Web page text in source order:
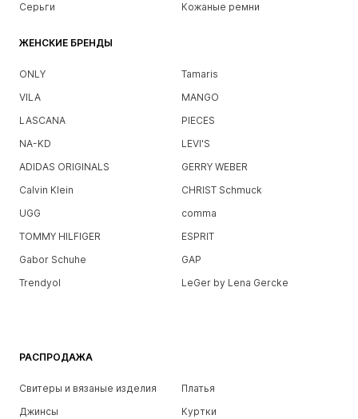
Серьги
Кожаные ремни
ЖЕНСКИЕ БРЕНДЫ
ONLY
Tamaris
VILA
MANGO
LASCANA
PIECES
NA-KD
LEVI'S
ADIDAS ORIGINALS
GERRY WEBER
Calvin Klein
CHRIST Schmuck
UGG
comma
TOMMY HILFIGER
ESPRIT
Gabor Schuhe
GAP
Trendyol
LeGer by Lena Gercke
РАСПРОДАЖА
Свитеры и вязаные изделия
Платья
Джинсы
Куртки